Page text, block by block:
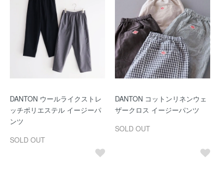
DANTON ウールライクストレ
ッチポリエステル イージーパ
ンツ
SOLD OUT
DANTON コットンリネンウェ
ザークロス イージーパンツ
SOLD OUT